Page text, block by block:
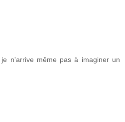
n'arrive même pas à imaginer un